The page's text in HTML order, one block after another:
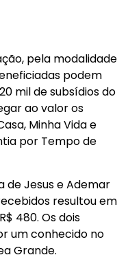
pela modalidade
podem
mil de subsídios do
ao valor os
Minha Vida e
por Tempo de
de Jesus e Ademar
resultou em
480. Os dois
um conhecido no
Grande.